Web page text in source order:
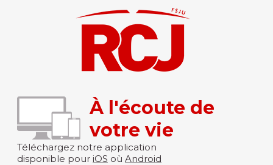
À l'écoute de
votre vie
Téléchargez notre application
disponible pour iOS où Android